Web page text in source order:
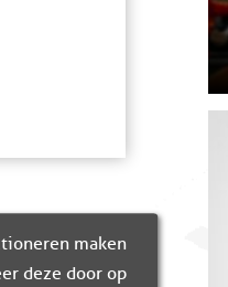
maken
deze door op